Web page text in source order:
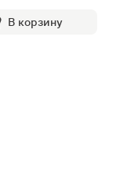
В корзину